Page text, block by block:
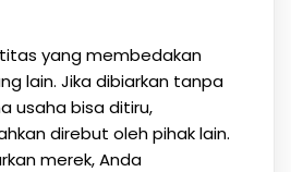
yang membedakan
lain. Jika dibiarkan tanpa
usaha bisa ditiru,
direbut oleh pihak lain.
merek, Anda